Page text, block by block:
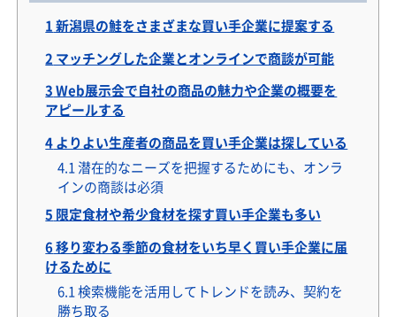
1新潟県の鮭をさまざまな買い手企業に提案する
2 マッチングした企業とオンラインで商談が可能
3Web展示会で自社の商品の魅力や企業の概要を
アピールする
4よりよい生産者の商品を買い手企業は探している
4.1 潜在的なニーズを把握するためにも、オンラ
インの商談は必須
5 限定食材や希少食材を探す買い手企業も多い
6移り変わる季節の食材をいち早く買い手企業に届
けるために
6.1 検索機能を活用してトレンドを読み、契約を
勝ち取る